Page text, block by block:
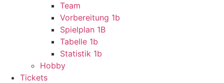
Team
Vorbereitung 1b
Spielplan 1B
Tabelle 1b
Statistik 1b
Hobby
Tickets